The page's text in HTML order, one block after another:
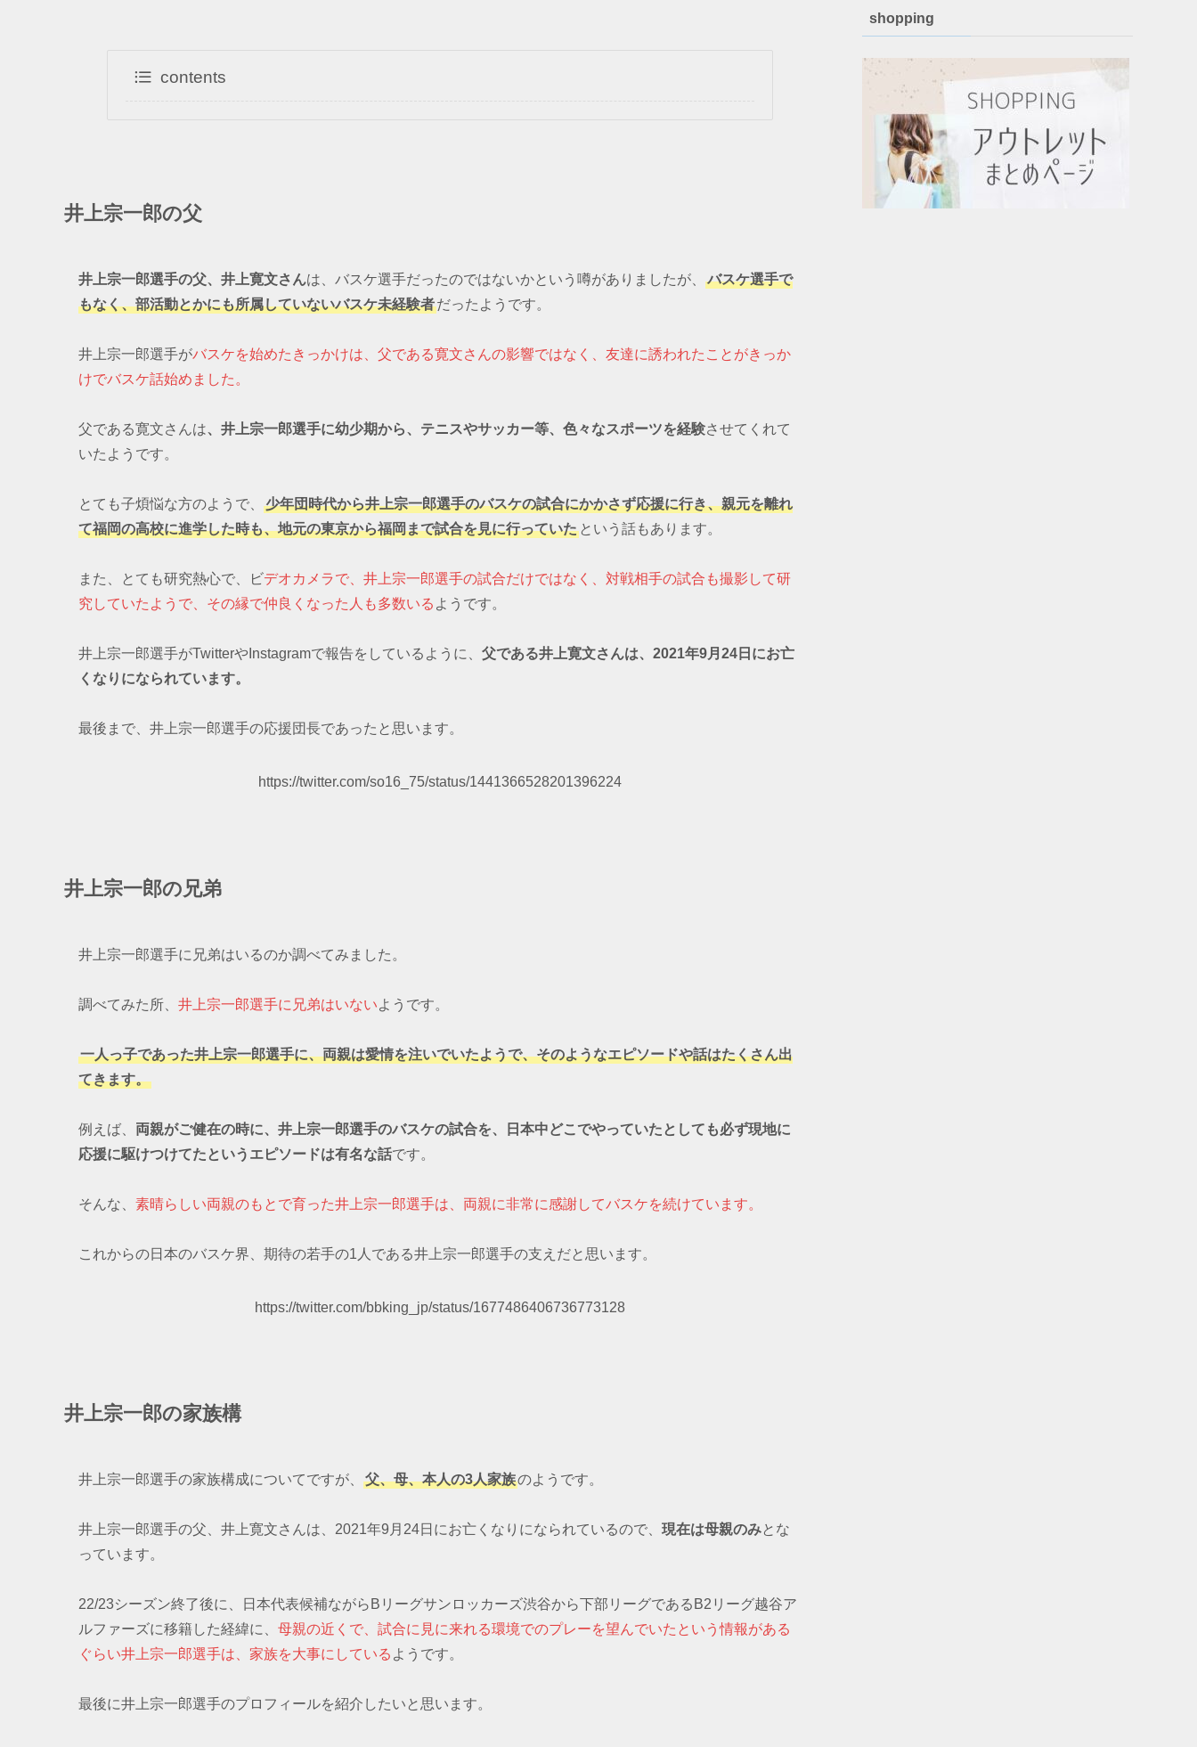
contents
井上宗一郎の父
井上宗一郎選手の父、井上寛文さんは、バスケ選手だったのではないかという噂がありましたが、
バスケ選手で
もなく、部活動とかにも所属していないバスケ未経験者だったようです。
井上宗一郎選手がバスケを始めたきっかけは、父である寛文さんの影響ではなく、友達に誘われたことがきっか
けでバスケ話始めました。
父である寛文さんは、井上宗一郎選手に幼少期から、テニスやサッカー等、色々なスポーツを経験させてくれて
いたようです。
とても子煩悩な方のようで、
少年団時代から井上宗一郎選手のバスケの試合にかかさず応援に行き、親元を離れ
て福岡の高校に進学した時も、地元の東京から福岡まで試合を見に行っていた という話もあります。
また、とても研究熱心で、ビデオカメラで、井上宗一郎選手の試合だけではなく、対戦相手の試合も撮影して研
究していたようで、その縁で仲良くなった人も多数いる ようです。
井上宗一郎選手がTwitterやInstagramで報告をしているように、 父である井上寛文さんは、2021年9月24日にお亡
くなりになられています。
最後まで、井上宗一郎選手の応援団長であったと思います。
https://twitter.com/so16_75/status/1441366528201396224
井上宗一郎の兄弟
井上宗一郎選手に兄弟はいるのか調べてみました。
調べてみた所、 井上宗一郎選手に兄弟はいないようです。
一人っ子であった井上宗一郎選手に、両親は愛情を注いでいたようで、そのようなエピソードや話はたくさん出
てきます。
例えば、 両親がご健在の時に、井上宗一郎選手のバスケの試合を、日本中どこでやっていたとしても必ず現地に
応援に駆けつけてたというエピソードは有名な話です。
そんな、 素晴らしい両親のもとで育った井上宗一郎選手は、両親に非常に感謝してバスケを続けています。
これからの日本のバスケ界、期待の若手の1人である井上宗一郎選手の支えだと思います。
https://twitter.com/bbking_jp/status/1677486406736773128
井上宗一郎の家族構
井上宗一郎選手の家族構成についてですが、 父、母、本人の3人家族のようです。
井上宗一郎選手の父、井上寛文さんは、2021年9月24日にお亡くなりになられているので、 現在は母親のみとな
っています。
22/23シーズン終了後に、日本代表候補ながらBリーグサンロッカーズ渋谷から下部リーグであるB2リーグ越谷ア
ルファーズに移籍した経緯に、 母親の近くで、試合に見に来れる環境でのプレーを望んでいたという情報がある
ぐらい井上宗一郎選手は、家族を大事にしている ようです。
最後に井上宗一郎選手のプロフィールを紹介したいと思います。
shopping